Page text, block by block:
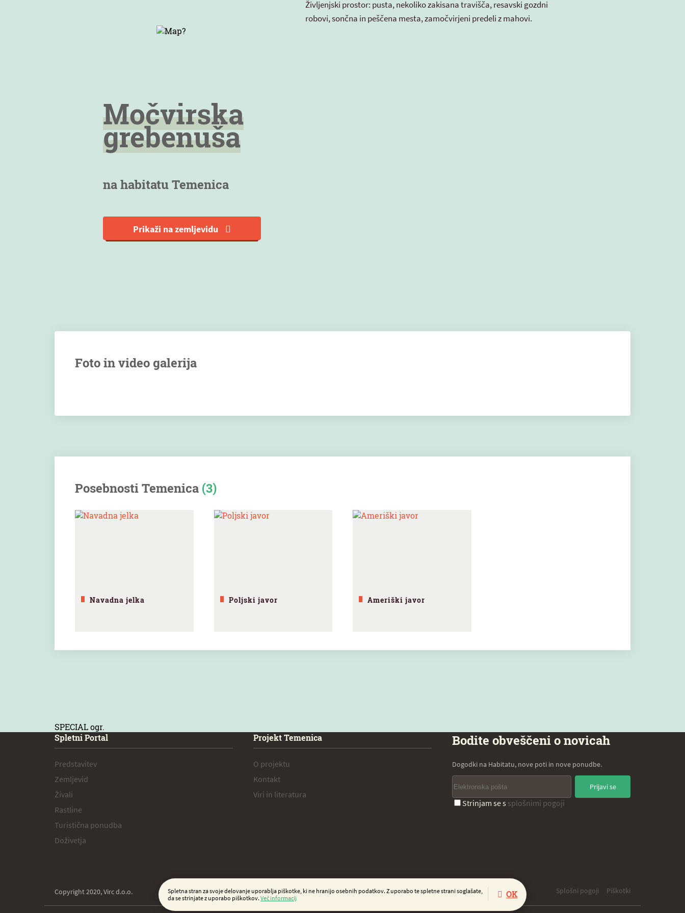
Življenjski prostor: pusta, nekoliko zakisana travišča, resavski gozdni
robovi, sončna in peščena mesta, zamočvirjeni predeli z mahovi.
Močvirska
grebenuša
na habitatu Temenica
Prikaži na zemljevidu
Foto in video galerija
Posebnosti Temenica (3)
Navadna jelka Poljski javor Ameriški javor
SPECIAL ogr.
OK
Spletna stran za svoje delovanje uporablja piškotke, ki ne hranijo osebnih podatkov. Z uporabo te spletne strani soglašate,
da se strinjate z uporabo piškotkov. Več informacij
Spletni Portal
Predstavitev
Zemljevid
Živali
Rastline
Turistična ponudba
Doživetja
Projekt Temenica
O projektu
Kontakt
Viri in literatura
Bodite obveščeni o novicah
Dogodki na Habitatu, nove poti in nove ponudbe.
Prijavi se
Strinjam se s splošnimi pogoji
Copyright 2020, Virc d.o.o. Splošni pogoji Piškotki